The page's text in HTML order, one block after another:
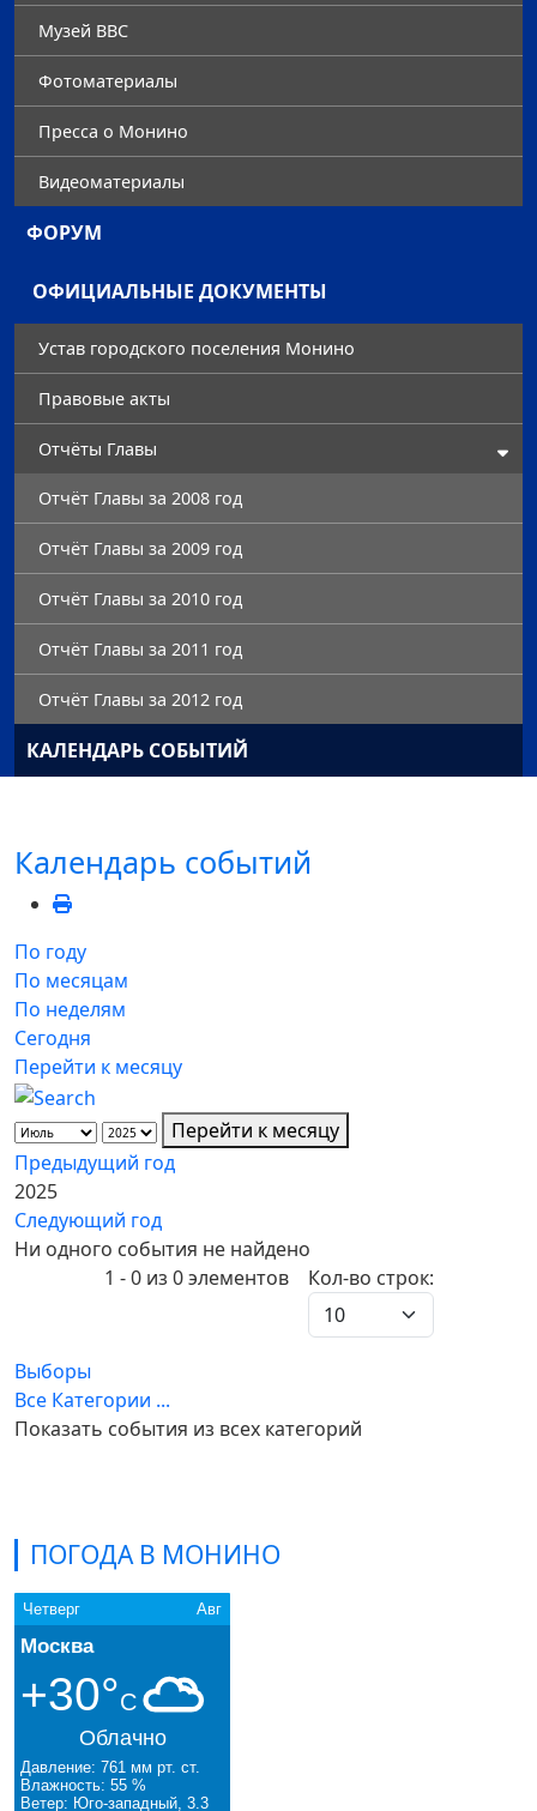
Музей ВВС
Фотоматериалы
Преccа о Монино
Видеоматериалы
ФОРУМ
ОФИЦИАЛЬНЫЕ ДОКУМЕНТЫ
Устав городского поселения Монино
Правовые акты
Отчёты Главы
Отчёт Главы за 2008 год
Отчёт Главы за 2009 год
Отчёт Главы за 2010 год
Отчёт Главы за 2011 год
Отчёт Главы за 2012 год
КАЛЕНДАРЬ СОБЫТИЙ
ПОГОДА В МОНИНО
Четверг Авг
Москва
+30°C
Облачно
Давление: 761 мм рт. ст.
Влажность: 55 %
Ветер: Юго-западный, 3.3
Календарь событий
По году
По месяцам
По неделям
Сегодня
Перейти к месяцу
Перейти к месяцу
Предыдущий год
2025
Следующий год
Ни одного события не найдено
Pagination List Limit
1 - 0 из 0 элементов Кол-во строк:
Выборы
Все Категории ...
Показать события из всех категорий